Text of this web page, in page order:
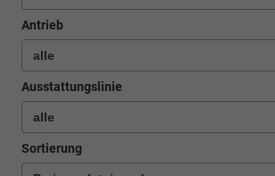
Antrieb
Ausstattungslinie
Sortierung